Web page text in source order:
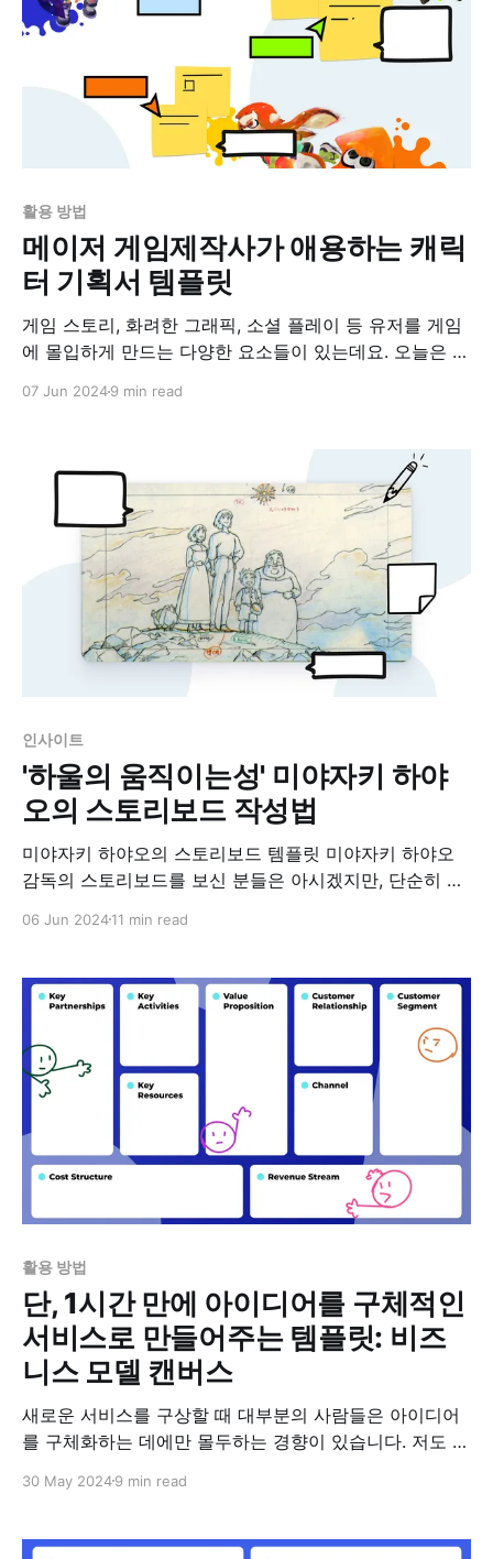
활용 방법
메이저 게임제작사가 애용하는 캐릭
터 기획서 템플릿
게임 스토리, 화려한 그래픽, 소셜 플레이 등 유저를 게임
에 몰입하게 만드는 다양한 요소들이 있는데요. 오늘은 그
하기 어려웠습니다. 그러나 1980년대 후반 일본에서 출시
된 '드래곤 퀘스트'와 '
07 Jun 20249 min read
인사이트
'하울의 움직이는성' 미야자키 하야
오의 스토리보드 작성법
미야자키 하야오의 스토리보드 템플릿 미야자키 하야오
감독의 스토리보드를 보신 분들은 아시겠지만, 단순히 그
보드를 보면 마치 완성된 애니메이션을 보는 듯한 느낌을
터의 감정, 움직임, 그리고 씬의 분위기까지 세세하게 담
아내기 때문입니다. '이웃집 토토로'에서 메이가 토토로를
06 Jun 202411 min read
활용 방법
단, 1시간 만에 아이디어를 구체적인
서비스로 만들어주는 템플릿: 비즈
니스 모델 캔버스
새로운 서비스를 구상할 때 대부분의 사람들은 아이디어
를 구체화하는 데에만 몰두하는 경향이 있습니다. 저도 이
보다는 아이디어 발전에 더 많은 시간을 쏟았던 것 같아
한 일정 때문에 어쩔 수 없이 그렇게 일할 수밖에 없었죠.
30 May 20249 min read